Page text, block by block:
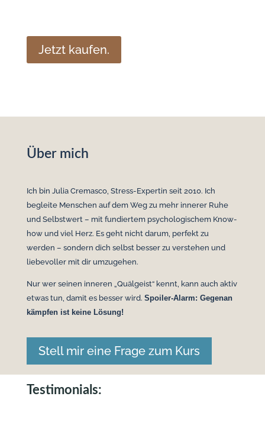
Jetzt kaufen.
Über mich
Ich bin Julia Cremasco, Stress-Expertin seit 2010. Ich
begleite Menschen auf dem Weg zu mehr innerer Ruhe
und Selbstwert – mit fundiertem psychologischem Know-
how und viel Herz. Es geht nicht darum, perfekt zu
werden – sondern dich selbst besser zu verstehen und
liebevoller mit dir umzugehen.
Nur wer seinen inneren „Quälgeist“ kennt, kann auch aktiv
etwas tun, damit es besser wird. Spoiler-Alarm: Gegenan
kämpfen ist keine Lösung!
Stell mir eine Frage zum Kurs
Testimonials: